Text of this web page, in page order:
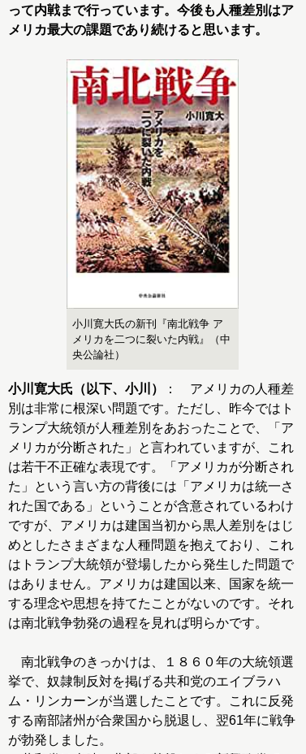
って内戦まで行っています。今後も人種差別はア
メリカ最大の課題であり続けると思います。
小川寛大氏の新刊『南北戦争 ア
メリカを二つに裂いた内戦』（中
央公論社）
小川寛大氏（以下、小川）
： アメリカの人種差
別は非常に根深い問題です。ただし、昨今ではト
ランプ大統領が人種差別をあおったことで、「ア
メリカが分断された」と言われていますが、これ
は若干不正確な表現です。「アメリカが分断され
た」という言い方の背後には「アメリカは統一さ
れた国である」ということが含意されているわけ
ですが、アメリカは建国当初から黒人差別をはじ
めとしたさまざまな人種問題を抱えており、これ
はトランプ大統領が登場したから発生した問題で
はありません。アメリカは建国以来、国家を統一
する理念や思想を持てたことがないのです。それ
は南北戦争勃発の過程を見れば明らかです。
南北戦争のきっかけは、１８６０年の大統領選
挙で、奴隷制反対を掲げる共和党のエイブラハ
ム・リンカーンが当選したことです。これに反発
する南部諸州が合衆国から脱退し、翌61年に戦争
が勃発しました。